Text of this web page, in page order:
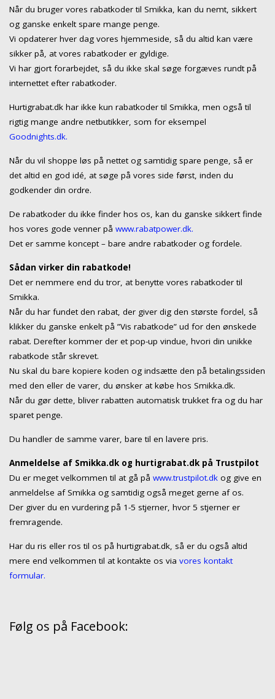
Når du bruger vores rabatkoder til Smikka, kan du nemt, sikkert
og ganske enkelt spare mange penge.
Vi opdaterer hver dag vores hjemmeside, så du altid kan være
sikker på, at vores rabatkoder er gyldige.
Vi har gjort forarbejdet, så du ikke skal søge forgæves rundt på
internettet efter rabatkoder.
Hurtigrabat.dk har ikke kun rabatkoder til Smikka, men også til
rigtig mange andre netbutikker, som for eksempel
Goodnights.dk.
Når du vil shoppe løs på nettet og samtidig spare penge, så er
det altid en god idé, at søge på vores side først, inden du
godkender din ordre.
De rabatkoder du ikke finder hos os, kan du ganske sikkert finde
hos vores gode venner på www.rabatpower.dk.
Det er samme koncept – bare andre rabatkoder og fordele.
Sådan virker din rabatkode!
Det er nemmere end du tror, at benytte vores rabatkoder til
Smikka.
Når du har fundet den rabat, der giver dig den største fordel, så
klikker du ganske enkelt på ”Vis rabatkode” ud for den ønskede
rabat. Derefter kommer der et pop-up vindue, hvori din unikke
rabatkode står skrevet.
Nu skal du bare kopiere koden og indsætte den på betalingssiden
med den eller de varer, du ønsker at købe hos Smikka.dk.
Når du gør dette, bliver rabatten automatisk trukket fra og du har
sparet penge.
Du handler de samme varer, bare til en lavere pris.
Anmeldelse af Smikka.dk og hurtigrabat.dk på Trustpilot
Du er meget velkommen til at gå på www.trustpilot.dk og give en
anmeldelse af Smikka og samtidig også meget gerne af os.
Der giver du en vurdering på 1-5 stjerner, hvor 5 stjerner er
fremragende.
Har du ris eller ros til os på hurtigrabat.dk, så er du også altid
mere end velkommen til at kontakte os via vores kontakt
formular.
Følg os på Facebook: